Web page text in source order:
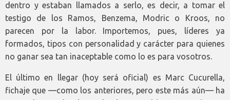
dentro y estaban llamados a serlo, es decir, a tomar el
testigo de los Ramos, Benzema, Modric o Kroos, no
parecen por la labor. Importemos, pues, líderes ya
formados, tipos con personalidad y carácter para quienes
no ganar sea tan inaceptable como lo es para vosotros.
El último en llegar (hoy será oficial) es Marc Cucurella,
fichaje que —como los anteriores, pero este más aún— ha